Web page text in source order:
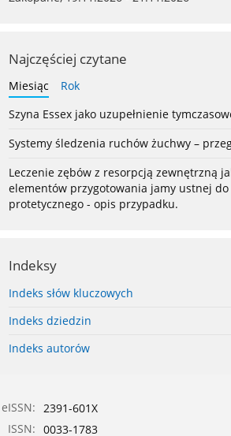
Najczęściej czytane
Miesiąc
Rok
Szyna Essex jako uzupełnienie
Systemy śledzenia ruchów żuchwy –
Leczenie zębów z resorpcją zewnętrzną
elementów przygotowania jamy ustnej
protetycznego - opis przypadku.
Indeksy
Indeks słów kluczowych
Indeks dziedzin
Indeks autorów
eISSN: 2391-601X
ISSN: 0033-1783